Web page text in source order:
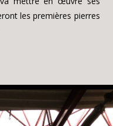
les premières pierres